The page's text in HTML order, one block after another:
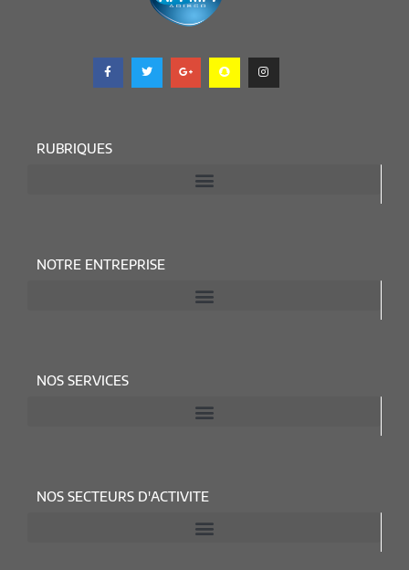
RUBRIQUES
NOTRE ENTREPRISE
NOS SERVICES
NOS SECTEURS D'ACTIVITE